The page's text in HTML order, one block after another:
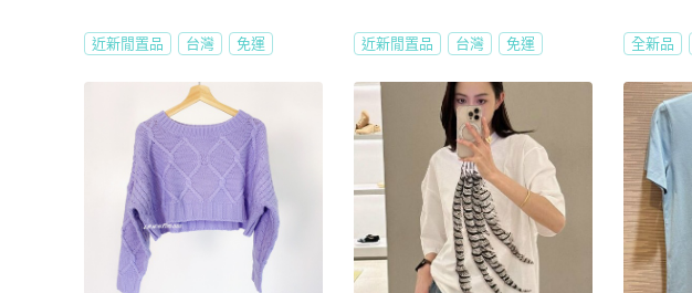
近新閒置品 台灣 免運 近新閒置品 台灣 免運 全新品